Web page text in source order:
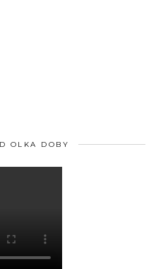
OLKA DOBY